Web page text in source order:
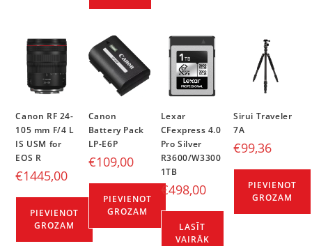
Canon RF 24-
105 mm F/4 L
IS USM for
EOS R
€1445,00
PIEVIENOT
GROZAM
Canon
Battery Pack
LP-E6P
€109,00
PIEVIENOT
GROZAM
Lexar
CFexpress 4.0
Pro Silver
R3600/W3300
1TB
€498,00
LASĪT
VAIRĀK
Sirui Traveler
7A
€99,36
PIEVIENOT
GROZAM